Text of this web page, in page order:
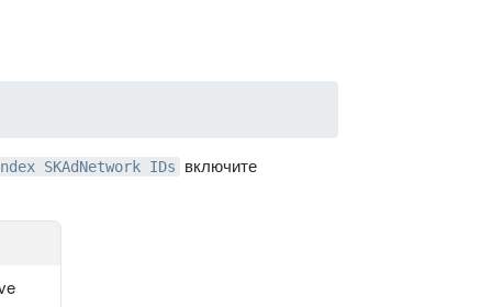
SKAdNetwork IDs
включите